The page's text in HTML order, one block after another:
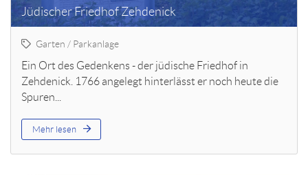
Jüdischer Friedhof Zehdenick
Garten / Parkanlage
Ein Ort des Gedenkens - der jüdische Friedhof in
Zehdenick. 1766 angelegt hinterlässt er noch heute die
Spuren...
Mehr lesen